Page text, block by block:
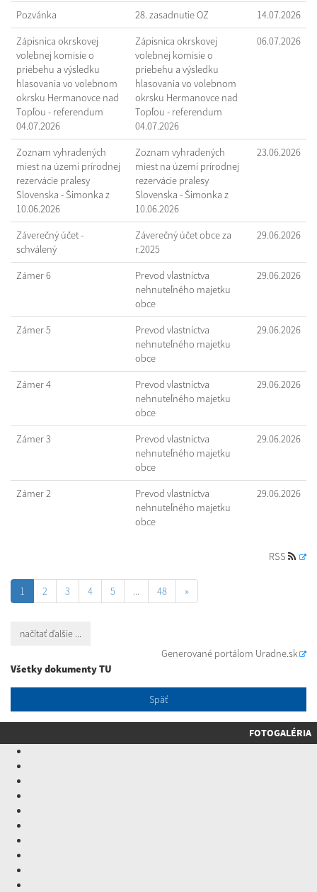
Pozvánka 28. zasadnutie OZ 14.07.2026
Zápisnica okrskovej
volebnej komisie o
priebehu a výsledku
hlasovania vo volebnom
okrsku Hermanovce nad
Topľou - referendum
04.07.2026
Zápisnica okrskovej
volebnej komisie o
priebehu a výsledku
hlasovania vo volebnom
okrsku Hermanovce nad
Topľou - referendum
04.07.2026
06.07.2026
Zoznam vyhradených
miest na území prírodnej
rezervácie pralesy
Slovenska - Šimonka z
10.06.2026
Zoznam vyhradených
miest na území prírodnej
rezervácie pralesy
Slovenska - Šimonka z
10.06.2026
23.06.2026
Záverečný účet -
schválený
Záverečný účet obce za
r.2025
29.06.2026
Zámer 6
Prevod vlastníctva
nehnuteľného majetku
obce
29.06.2026
Zámer 5
Prevod vlastníctva
nehnuteľného majetku
obce
29.06.2026
Zámer 4
Prevod vlastníctva
nehnuteľného majetku
obce
29.06.2026
Zámer 3
Prevod vlastníctva
nehnuteľného majetku
obce
29.06.2026
Zámer 2
Prevod vlastníctva
nehnuteľného majetku
obce
29.06.2026
RSS
1 2 3 4 5 ... 48 »
načítať ďalšie ...
Generované portálom Uradne.sk
Všetky dokumenty TU
Späť
FOTOGALÉRIA